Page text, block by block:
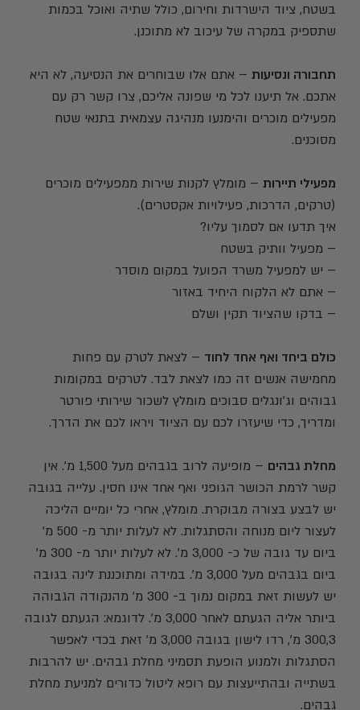
בשטח, ציוד הישרדות וחירום, כולל שתיה ואוכל בכמות
שתספיק במקרה של עיכוב לא מתוכנן.
תחבורה ונסיעות – אתם אלו שבוחרים את הנסיעה, לא היא
אתכם. אל תיענו לכל מי שפונה אליכם, צרו קשר רק עם
מפעילים מוכרים והימנעו מנהיגה עצמאית בתנאי שטח
מסוכנים.
מפעילי תיירות – מומלץ לקנות שירות ממפעילים מוכרים
(טרקים, הדרכות, פעילויות אקסטרים).
איך תדעו אם לסמוך עליו?
– מפעיל וותיק בשטח
– יש למפעיל משרד הפועל במקום מוסדר
– אתם לא הלקוח היחיד באזור
– בדקו שהציוד תקין ושלם
כולם ביחד ואף אחד לחוד – לצאת לטרק עם פחות
מחמישה אנשים זה כמו לצאת לבד. לטרקים במקומות
גבוהים וג'ונגלים סבוכים מומלץ לשכור שירותי פורטר
ומדריך, כדי שיעזרו לכם עם הציוד ויראו לכם את הדרך.
מחלת גבהים
– מופיעה לרוב בגבהים מעל 1,500 מ'. אין
קשר לרמת הכושר הגופני ואף אחד אינו חסין. עלייה בגובה
יש לבצע בצורה מבוקרת. מומלץ, אחרי כל יומיים הליכה
לעצור ליום מנוחה והסתגלות. לא לעלות יותר מ- 500 מ'
ביום עד גובה של כ- 3,000 מ'. לא לעלות יותר מ- 300 מ'
ביום בגבהים מעל 3,000 מ'. במידה ומתוכננת לינה בגובה
יש לעשות זאת במקום נמוך ב- 300 מ' מהנקודה הגבוהה
ביותר אליה הגעתם לאחר 3,000 מ'. לדוגמא: הגעתם לגובה
300,3 מ', רדו לישון בגובה 3,000 מ' זאת בכדי לאפשר
הסתגלות ולמנוע הופעת תסמיני מחלת גבהים. יש להרבות
בשתייה ובהתייעצות עם רופא ליטול כדורים למניעת מחלת
גבהים.